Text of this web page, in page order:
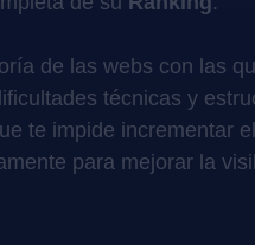
de las webs con las
técnicas y
te impide incrementar
para mejorar la